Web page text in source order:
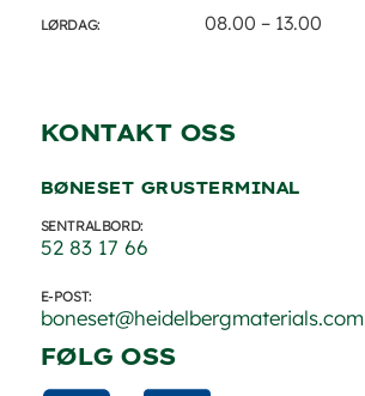
LØRDAG:
08.00 – 13.00
KONTAKT OSS
BØNESET GRUSTERMINAL
SENTRALBORD:
52 83 17 66
E-POST:
boneset@heidelbergmaterials.com
FØLG OSS